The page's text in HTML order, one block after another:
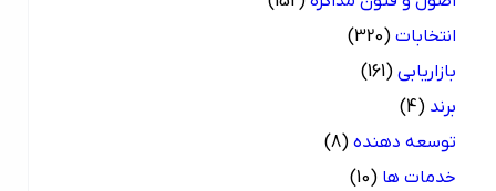
انتخابات (320)
بازاریابی (161)
(4)
توسعه دهنده (8)
خدمات ها (10)